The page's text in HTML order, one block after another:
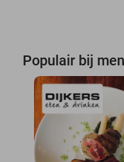
Populair bij